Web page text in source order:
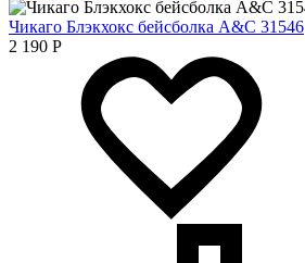
Чикаго Блэкхокс бейсболка A&C 31546
2 190 Р